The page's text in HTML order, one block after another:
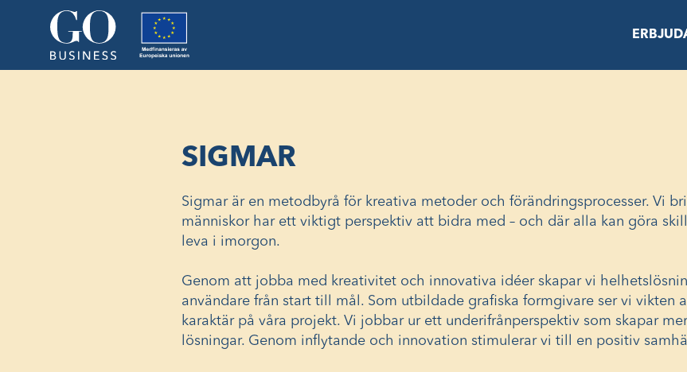
SIGMAR
Sigmar är en metodbyrå för kreativa metoder och förändringsprocesser. Vi
människor har ett viktigt perspektiv att bidra med – och där alla kan göra
leva i imorgon.
Genom att jobba med kreativitet och innovativa idéer skapar vi
användare från start till mål. Som utbildade grafiska formgivare ser vi vikten
karaktär på våra projekt. Vi jobbar ur ett underifrånperspektiv som skapar
lösningar. Genom inflytande och innovation stimulerar vi till en positiv